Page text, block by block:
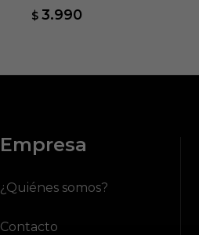
$ 3.990
Empresa
¿Quiénes somos?
Contacto